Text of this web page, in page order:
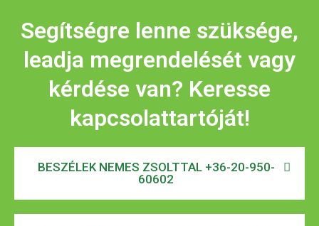
Segítségre lenne szüksége,
leadja megrendelését vagy
kérdése van? Keresse
kapcsolattartóját!
BESZÉLEK NEMES ZSOLTTAL +36-20-950-
60602